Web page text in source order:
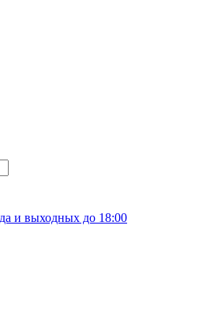
и выходных до 18:00